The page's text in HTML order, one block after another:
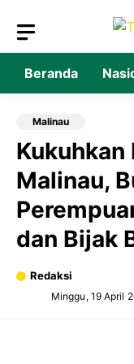
isi
Beranda
Malinau
Kukuhkan
Malinau,
dan Bijak
Redaksi
Minggu, 19 April